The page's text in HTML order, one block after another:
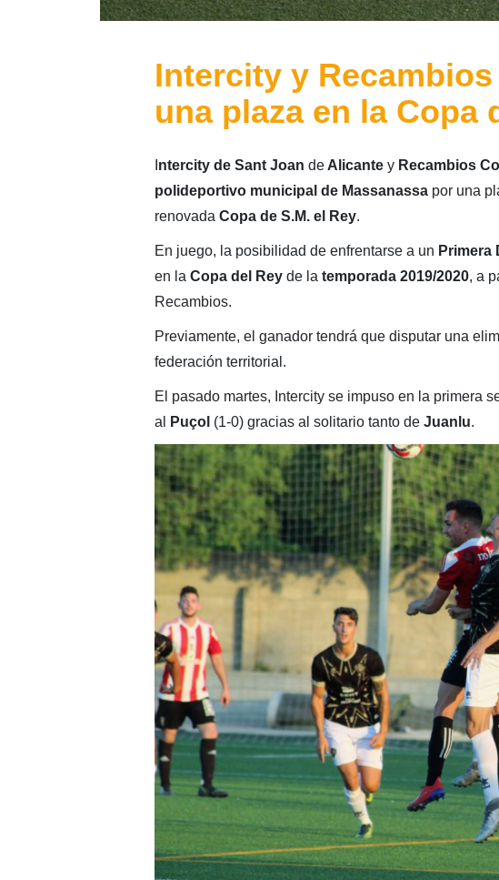
Intercity y
una plaza en la Copa
ntercity de Sant Joan deAlicantey Recambios
polideportivo municipal de Massanassapor una
renovada Copa de S.M. el Rey.
En juego, la posibilidad de enfrentarse a un Primera
en la Copa del Rey de la temporada 2019/2020, a
Recambios.
Previamente, el ganador tendrá que disputar una
federación territorial.
El pasado martes, Intercity se impuso en la primera
al
Puçol (1-0) gracias al solitario tanto deJuanlu.